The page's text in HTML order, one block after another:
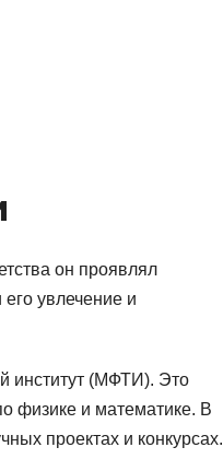
он проявлял
увлечение и
институт (МФТИ). Это
физике и математике. В
проектах и конкурсах.